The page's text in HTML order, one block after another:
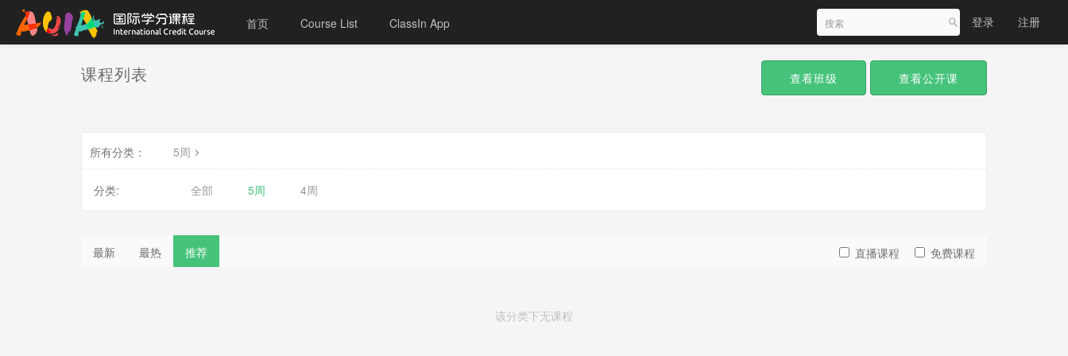
首页 Course List ClassIn App 登录 注册
课程列表 查看班级 查看公开课
所有分类： 5周
分类: 全部 5周 4周
最新 最热 推荐 直播课程 免费课程
该分类下无课程